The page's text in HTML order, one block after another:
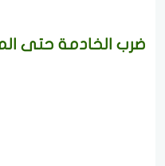
ضرب الخادمة حتى